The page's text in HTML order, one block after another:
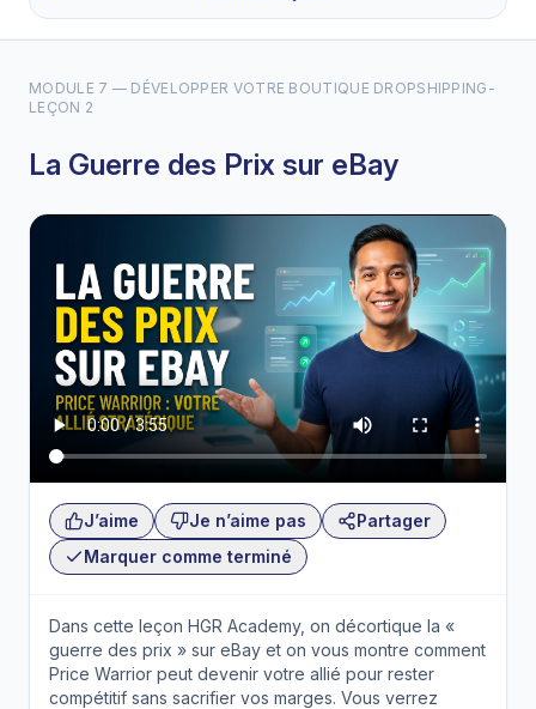
MODULE 7 — DÉVELOPPER VOTRE BOUTIQUE DROPSHIPPING -
LEÇON 2
La Guerre des Prix sur eBay
J’aime Je n’aime pas
Partager
Marquer comme terminé
Dans cette leçon HGR Academy, on décortique la «
guerre des prix » sur eBay et on vous montre comment
Price Warrior peut devenir votre allié pour rester
compétitif sans sacrifier vos marges. Vous verrez